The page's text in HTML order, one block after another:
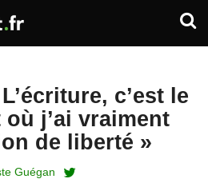
c’est le
j’ai vraiment
de liberté »
Guégan